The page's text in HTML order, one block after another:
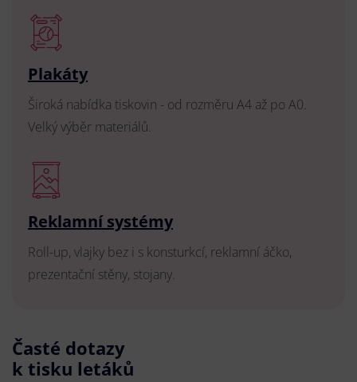
Plakáty
Široká nabídka tiskovin - od rozměru A4 až po A0.
Velký výběr materiálů.
Reklamní systémy
Roll-up, vlajky bez i s konsturkcí, reklamní áčko,
prezentační stěny, stojany.
Časté dotazy
k tisku letáků